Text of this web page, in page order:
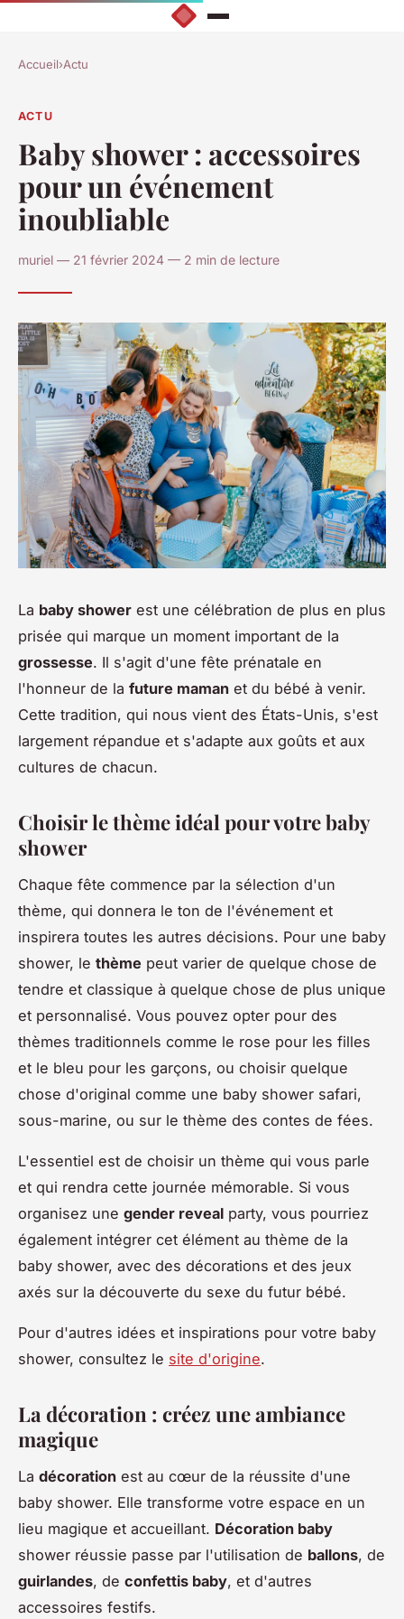
Accueil›Actu
ACTU
Baby shower : accessoires
pour un événement
inoubliable
muriel — 21 février 2024 — 2 min de lecture
La baby shower est une célébration de plus en plus
prisée qui marque un moment important de la
grossesse. Il s'agit d'une fête prénatale en
l'honneur de la future maman et du bébé à venir.
Cette tradition, qui nous vient des États-Unis, s'est
largement répandue et s'adapte aux goûts et aux
cultures de chacun.
Choisir le thème idéal pour votre baby
shower
Chaque fête commence par la sélection d'un
thème, qui donnera le ton de l'événement et
inspirera toutes les autres décisions. Pour une baby
shower, le thème peut varier de quelque chose de
tendre et classique à quelque chose de plus unique
et personnalisé. Vous pouvez opter pour des
thèmes traditionnels comme le rose pour les filles
et le bleu pour les garçons, ou choisir quelque
chose d'original comme une baby shower safari,
sous-marine, ou sur le thème des contes de fées.
L'essentiel est de choisir un thème qui vous parle
et qui rendra cette journée mémorable. Si vous
organisez une gender reveal party, vous pourriez
également intégrer cet élément au thème de la
baby shower, avec des décorations et des jeux
axés sur la découverte du sexe du futur bébé.
Pour d'autres idées et inspirations pour votre baby
shower, consultez le site d'origine.
La décoration : créez une ambiance
magique
La décoration est au cœur de la réussite d'une
baby shower. Elle transforme votre espace en un
lieu magique et accueillant. Décoration baby
shower réussie passe par l'utilisation de ballons, de
guirlandes, de confettis baby, et d'autres
accessoires festifs.